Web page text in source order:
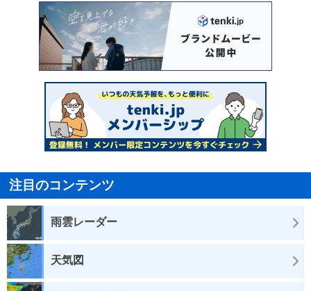
注目のコンテンツ
雨雲レーダー
天気図